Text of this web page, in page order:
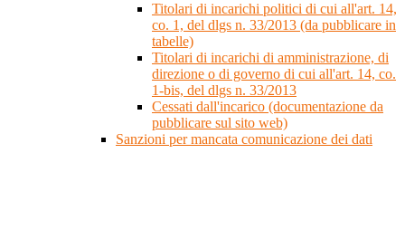
Titolari di incarichi politici di cui all'art. 14,
co. 1, del dlgs n. 33/2013 (da pubblicare in
tabelle)
Titolari di incarichi di amministrazione, di
direzione o di governo di cui all'art. 14, co.
1-bis, del dlgs n. 33/2013
Cessati dall'incarico (documentazione da
pubblicare sul sito web)
Sanzioni per mancata comunicazione dei dati